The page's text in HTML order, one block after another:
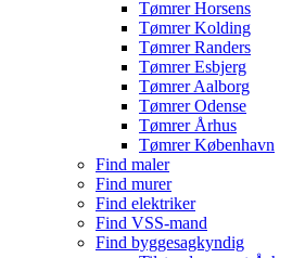
Tømrer Horsens
Tømrer Kolding
Tømrer Randers
Tømrer Esbjerg
Tømrer Aalborg
Tømrer Odense
Tømrer Århus
Tømrer København
Find maler
Find murer
Find elektriker
Find VSS-mand
Find byggesagkyndig